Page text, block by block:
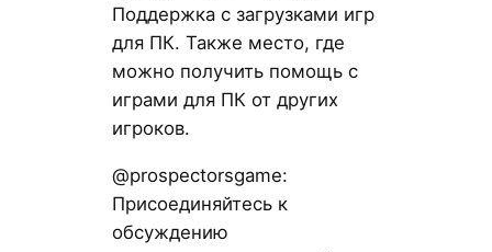
Поддержка с загрузками игр
для ПК. Также место, где
можно получить помощь с
играми для ПК от других
игроков.
@prospectorsgame:
Присоединяйтесь к
обсуждению